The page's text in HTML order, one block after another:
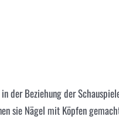
der Beziehung der
sie Nägel mit Köpfen